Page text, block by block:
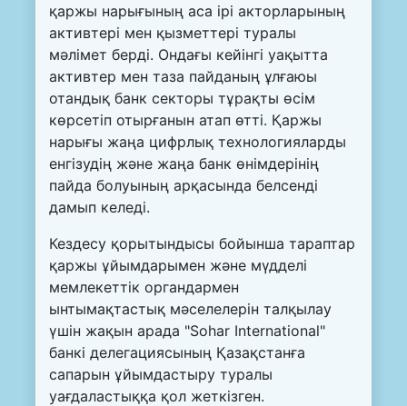
қаржы нарығының аса ірі акторларының
активтері мен қызметтері туралы
мәлімет берді. Ондағы кейінгі уақытта
активтер мен таза пайданың ұлғаюы
отандық банк секторы тұрақты өсім
көрсетіп отырғанын атап өтті. Қаржы
нарығы жаңа цифрлық технологияларды
енгізудің және жаңа банк өнімдерінің
пайда болуының арқасында белсенді
дамып келеді.
Кездесу қорытындысы бойынша тараптар
қаржы ұйымдарымен және мүдделі
мемлекеттік органдармен
ынтымақтастық мәселелерін талқылау
үшін жақын арада "Sohar International"
банкі делегациясының Қазақстанға
сапарын ұйымдастыру туралы
уағдаластыққа қол жеткізген.